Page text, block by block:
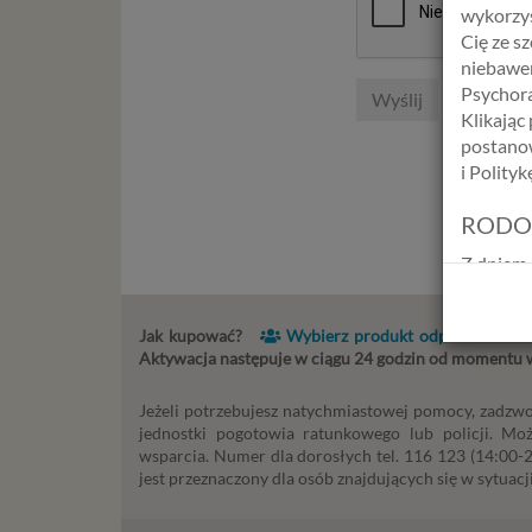
Wyślij
Jak kupować? Wybierz produkt odpowiedni dla
Aktywacja następuje w ciągu 24 godzin od momentu
Jeżeli potrzebujesz natychmiastowej pomocy,
jednostki pogotowia ratunkowego lub policji.
wsparcia. Numer dla dorosłych tel. 116 123 (14:00-
jest przeznaczony dla osób znajdujących się w
Cię ze
Klikając
i
RODO
Z dniem
osób
usług